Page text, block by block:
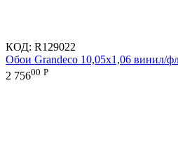
КОД: R129022
Обои Grandeco 10,05х1,06 винил/
2 75600 Р